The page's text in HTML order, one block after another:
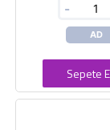
-
AD
Sepete